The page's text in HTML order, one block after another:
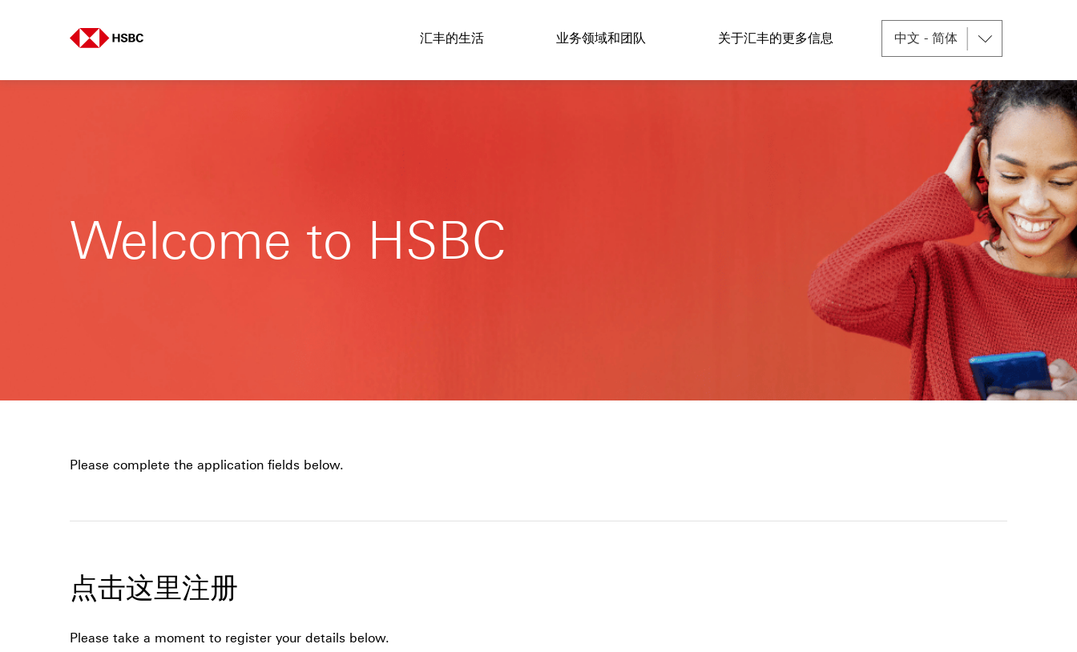
汇丰的生活 业务领域和团队 关于汇丰的更多信息 中文 - 简体
Welcome to HSBC
Please complete the application fields below.
点击这里注册
Please take a moment to register your details below.